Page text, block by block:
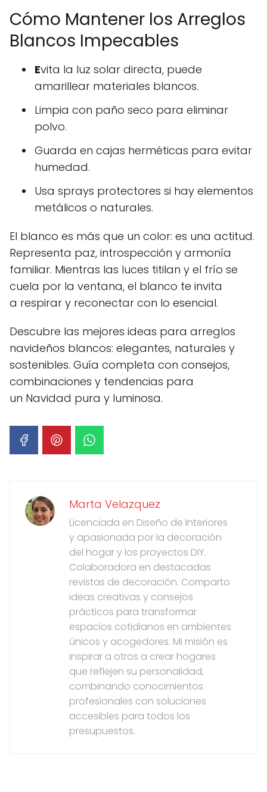
Cómo Mantener los Arreglos
Blancos Impecables
Evita la luz solar directa, puede
amarillear materiales blancos.
Limpia con paño seco para eliminar
polvo.
Guarda en cajas herméticas para evitar
humedad.
Usa sprays protectores si hay elementos
metálicos o naturales.
El blanco es más que un color: es una actitud.
Representa paz, introspección y armonía
familiar. Mientras las luces titilan y el frío se
cuela por la ventana, el blanco te invita
a respirar y reconectar con lo esencial.
Descubre las mejores ideas para arreglos
navideños blancos: elegantes, naturales y
sostenibles. Guía completa con consejos,
combinaciones y tendencias para
un Navidad pura y luminosa.
Marta Velazquez
Licenciada en Diseño de Interiores
y apasionada por la decoración
del hogar y los proyectos DIY.
Colaboradora en destacadas
revistas de decoración. Comparto
ideas creativas y consejos
prácticos para transformar
espacios cotidianos en ambientes
únicos y acogedores. Mi misión es
inspirar a otros a crear hogares
que reflejen su personalidad,
combinando conocimientos
profesionales con soluciones
accesibles para todos los
presupuestos.